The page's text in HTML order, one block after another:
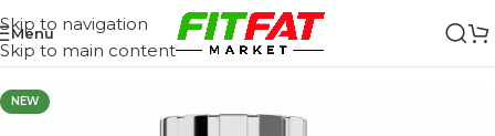
Skip to navigation
Skip to main content
Menu
NEW